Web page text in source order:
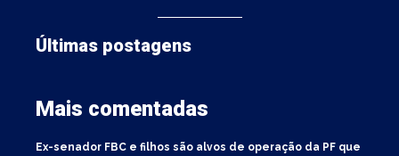
Últimas postagens
Mais comentadas
Ex-senador FBC e filhos são alvos de operação da PF que